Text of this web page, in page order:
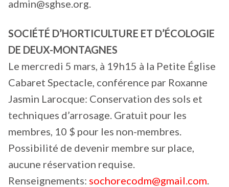
admin@sghse.org.
SOCIÉTÉ D’HORTICULTURE ET D’ÉCOLOGIE
DE DEUX-MONTAGNES
Le mercredi 5 mars, à 19h15 à la Petite Église
Cabaret Spectacle, conférence par Roxanne
Jasmin Larocque: Conservation des sols et
techniques d’arrosage. Gratuit pour les
membres, 10 $ pour les non-membres.
Possibilité de devenir membre sur place,
aucune réservation requise.
Renseignements: sochorecodm@gmail.com